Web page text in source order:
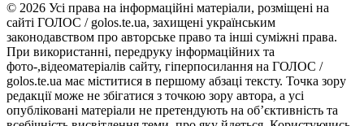
© 2026 Усі права на інформаційні матеріали, розміщені на
сайті ГОЛОС / golos.te.ua, захищені українським
законодавством про авторське право та інші суміжні права.
При використанні, передруку інформаційних та
фото-,відеоматеріалів сайту, гіперпосилання на ГОЛОС /
golos.te.ua має міститися в першому абзаці тексту. Точка зору
редакції може не збігатися з точкою зору автора, а усі
опубліковані матеріали не претендують на об’єктивність та